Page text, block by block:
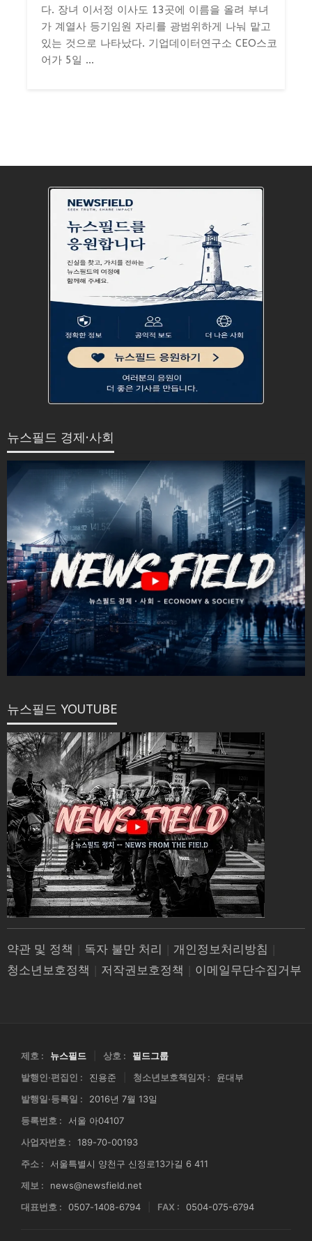
다. 장녀 이서정 이사도 13곳에 이름을 올려 부녀
가 계열사 등기임원 자리를 광범위하게 나눠 맡고
있는 것으로 나타났다. 기업데이터연구소 CEO스코
어가 5일 ...
뉴스필드 경제·사회
뉴스필드 YOUTUBE
약관 및 정책 독자 불만 처리 개인정보처리방침
청소년보호정책
저작권보호정책 이메일무단수집거부
제호 : 뉴스필드 상호 :
필드그룹
발행인·편집인 :
진용준 청소년보호책임자 :
윤대부
발행일·등록일 :
2016년 7월 13일
등록번호 :
서울 아04107
사업자번호 :
189-70-00193
주소 :
서울특별시 양천구 신정로13가길 6 411
제보 :
news@newsfield.net
대표번호 :
0507-1408-6794 FAX : 0504-075-6794